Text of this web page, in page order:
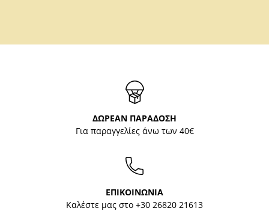
ΔΩΡΕΑΝ ΠΑΡΑΔΟΣΗ
Για παραγγελίες άνω των 40€
ΕΠΙΚΟΙΝΩΝΙΑ
Καλέστε μας στο +30 26820 21613